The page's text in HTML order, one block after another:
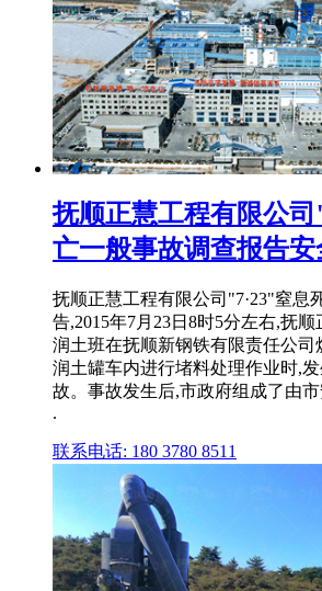
抚顺正慧工程有限公
亡一般事故调查报告安
抚顺正慧工程有限公司"7·23"窒息
告,2015年7月23日8时5分左右,抚
润土班在抚顺新钢铁有限责任公司
润土罐车内进行堵料处理作业时,
故。事故发生后,市政府组成了由
.
联系电话: 180 3780 8511